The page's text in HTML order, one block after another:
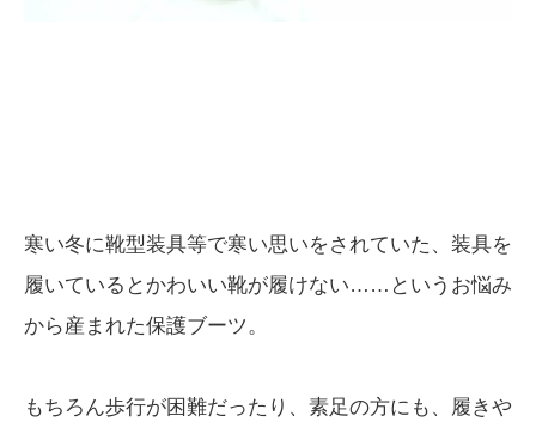
寒い冬に靴型装具等で寒い思いをされていた、装具を
履いているとかわいい靴が履けない……というお悩み
から産まれた保護ブーツ。
もちろん歩行が困難だったり、素足の方にも、履きや